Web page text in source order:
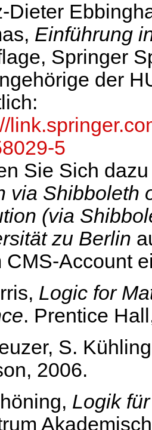
Dieter
Einführung
Springer
der
5
Sie Sich
via Shibboleth
(via
zu Berlin
CMS-Account
Logic for
. Prentice
S.
2006.
Logik